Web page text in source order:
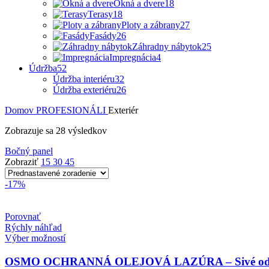
Okná a dvere18
Terasy18
Ploty a zábrany27
Fasády26
Záhradny nábytok25
Impregnácia4
Údržba52
Údržba interiéru32
Údržba exteriéru26
Domov PROFESIONÁLI Exteriér
Zobrazuje sa 28 výsledkov
Bočný panel
Zobraziť 15 30 45
-17%
Porovnať
Rýchly náhľad
Výber možnostíTento
má
OSMO OCHRANNÁ OLEJOVÁ LAZÚRA – Sivé